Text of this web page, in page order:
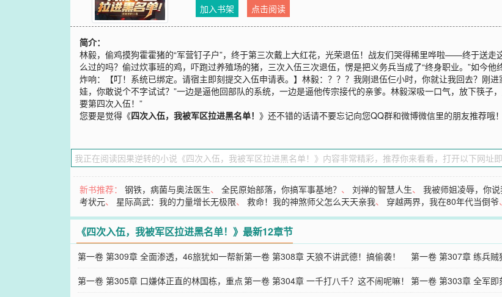
加入书架
点击阅读
简介：
林毅，偷鸡摸狗霍霍猪的“军营钉子户”，终于第三次戴上大红花，光荣退伍！战友们哭得稀里哗啦——终于送
么过的吗？偷过炊事班的鸡，吓跑过养殖场的猪，三次入伍三次退伍，愣是把义务兵当成了“终身职业。”如今
炸响：【叮！系统已绑定。请宿主即刻提交入伍申请表。】林毅：？？？我刚退伍仨小时，你就让我回去？刚
娃，你敢说个不字试试？”一边是逼他回部队的系统，一边是逼他传宗接代的亲爹。林毅深吸一口气，放下筷子
要第四次入伍！”
您要是觉得《四次入伍，我被军区拉进黑名单！》还不错的话请不要忘记向您QQ群和微博微信里的朋友推荐哦！
新书推荐：钢铁，病菌与奥法医生、全民原始部落，你搞军事基地？ 、刘禅的智慧人生、我被师姐凌辱，你说
考状元、 星际高武：我的力量增长无极限、救命！我的神煞师父怎么天天亲我、 穿越两界，我在80年代当倒爷
《四次入伍，我被军区拉进黑名单！》最新12章节
第一卷 第309章 全面渗透，46旅犹如一帮新
兵蛋子！
第一卷 第308章 天狼不讲武德！搞偷袭！
第一卷 第307章 练兵贼
了！
第一卷 第305章 口嫌体正直的林国栋，重点第一卷 第304章 一千打八千？这不闹呢嘛！ 第一卷 第303章 全军即